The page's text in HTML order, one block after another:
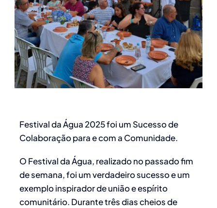
Festival da Água 2025 foi um Sucesso de
Colaboração para e com a Comunidade.
O Festival da Água, realizado no passado fim
de semana, foi um verdadeiro sucesso e um
exemplo inspirador de união e espírito
comunitário. Durante três dias cheios de